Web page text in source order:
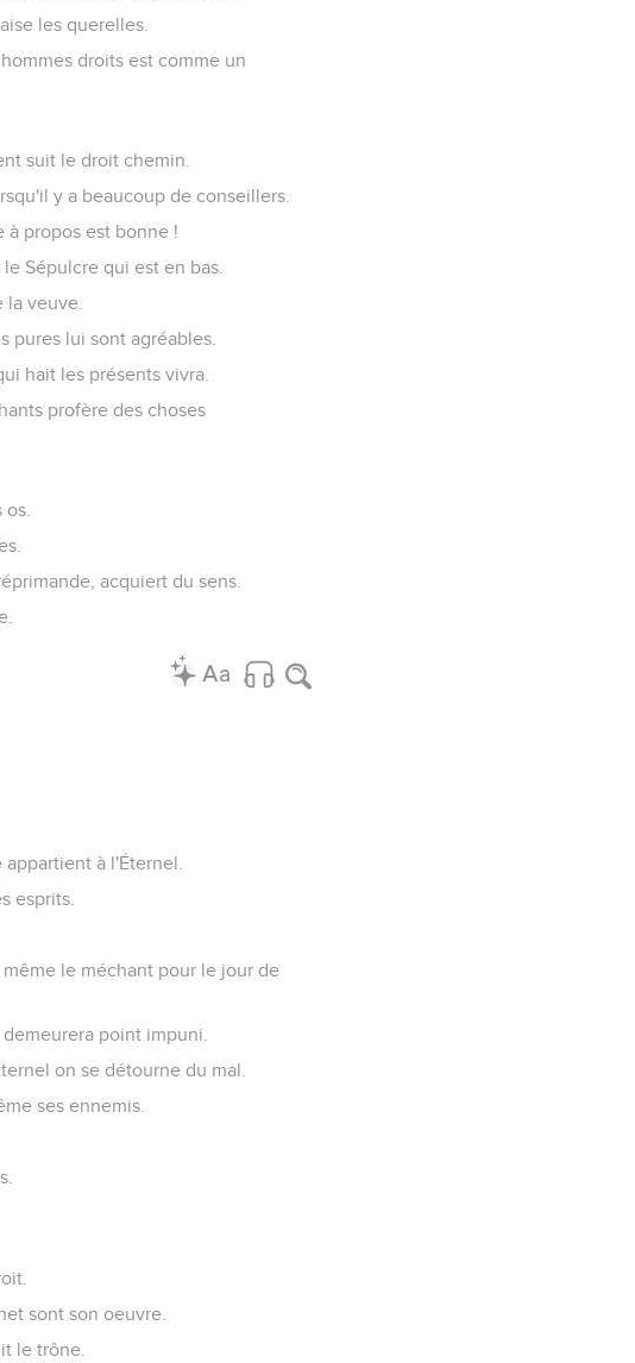
les querelles.
droits est comme un
suit le droit chemin.
y a beaucoup de conseillers.
à propos est bonne !
Sépulcre qui est en bas.
veuve.
pures lui sont agréables.
hait les présents vivra.
profère des choses
acquiert du sens.
à l'Éternel.
esprits.
le méchant pour le jour de
point impuni.
on se détourne du mal.
ses ennemis.
sont son oeuvre.
le trône.